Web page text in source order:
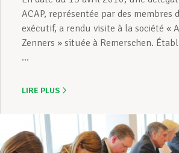
ACAP, représentée par des membres
exécutif, a rendu visite à la société «
Zenners » située à Remerschen.
...
LIRE PLUS